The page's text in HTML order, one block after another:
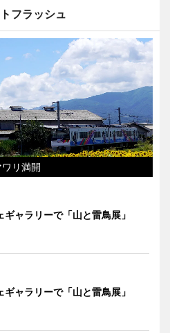
フラッシュ
リ満開
ギャラリーで「山と雷鳥展」
ギャラリーで「山と雷鳥展」